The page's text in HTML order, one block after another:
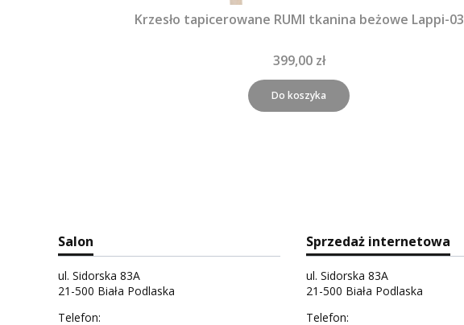
Krzesło tapicerowane RUMI tkanina beżowe Lappi-03
399,00 zł
Do koszyka
Salon
ul. Sidorska 83A
21-500 Biała Podlaska
Telefon:
Sprzedaż internetowa
ul. Sidorska 83A
21-500 Biała Podlaska
Telefon: